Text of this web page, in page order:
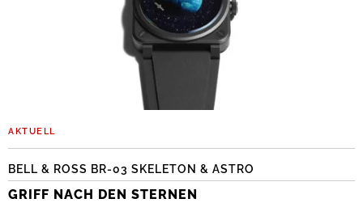
AKTUELL
BELL & ROSS BR-03 SKELETON & ASTRO
GRIFF NACH DEN STERNEN